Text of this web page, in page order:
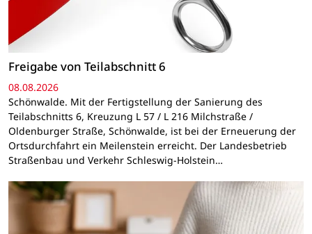
Freigabe von Teilabschnitt 6
08.08.2026
Schönwalde. Mit der Fertigstellung der Sanierung des
Teilabschnitts 6, Kreuzung L 57 / L 216 Milchstraße /
Oldenburger Straße, Schönwalde, ist bei der Erneuerung der
Ortsdurchfahrt ein Meilenstein erreicht. Der Landesbetrieb
Straßenbau und Verkehr Schleswig-Holstein…